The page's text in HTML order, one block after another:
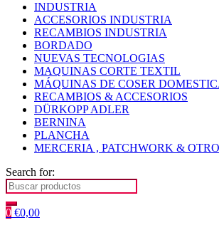
INDUSTRIA
ACCESORIOS INDUSTRIA
RECAMBIOS INDUSTRIA
BORDADO
NUEVAS TECNOLOGIAS
MAQUINAS CORTE TEXTIL
MÁQUINAS DE COSER
RECAMBIOS & ACCESORIOS
DÜRKOPP ADLER
BERNINA
PLANCHA
MERCERIA , PATCHWORK &
Search for:
0 €0,00